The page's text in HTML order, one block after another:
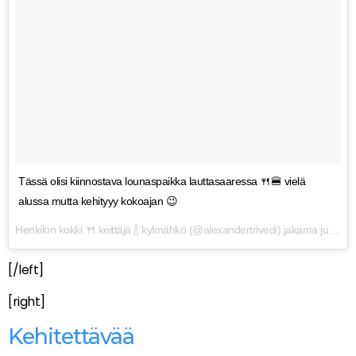
Tässä olisi kiinnostava lounaspaikka lauttasaaressa 🍴🍔 vielä
alussa mutta kehityyy kokoajan 😉
Henkilön kokki 🍴 keittäjä 🍾 kylmähkö (@alexandertrivedi) jakama julkaisu
[/left]
[right]
Kehitettävää